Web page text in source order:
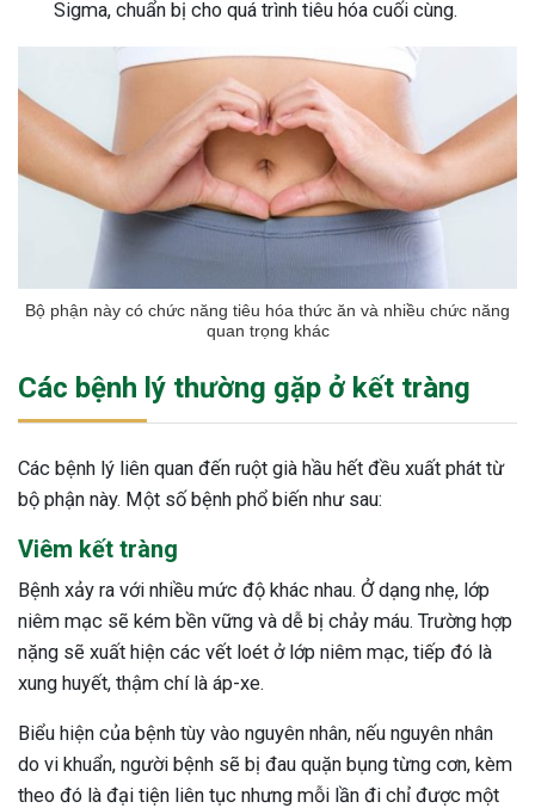
Sigma, chuẩn bị cho quá trình tiêu hóa cuối cùng.
Bộ phận này có chức năng tiêu hóa thức ăn và nhiều chức năng
quan trọng khác
Các bệnh lý thường gặp ở kết tràng
Các bệnh lý liên quan đến ruột già hầu hết đều xuất phát từ
bộ phận này. Một số bệnh phổ biến như sau:
Viêm kết tràng
Bệnh xảy ra với nhiều mức độ khác nhau. Ở dạng nhẹ, lớp
niêm mạc sẽ kém bền vững và dễ bị chảy máu. Trường hợp
nặng sẽ xuất hiện các vết loét ở lớp niêm mạc, tiếp đó là
xung huyết, thậm chí là áp-xe.
Biểu hiện của bệnh tùy vào nguyên nhân, nếu nguyên nhân
do vi khuẩn, người bệnh sẽ bị đau quặn bụng từng cơn, kèm
theo đó là đại tiện liên tục nhưng mỗi lần đi chỉ được một